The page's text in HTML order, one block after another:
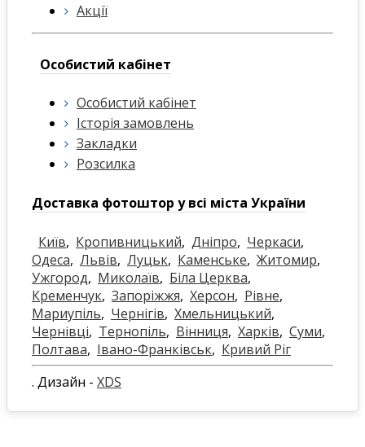
Акції
Особистий кабінет
Особистий кабінет
Історія замовлень
Закладки
Розсилка
Доставка фотоштор у всі міста України
Київ, Кропивницький, Дніпро, Черкаси,
Одеса, Львів, Луцьк, Каменське, Житомир,
Ужгород, Миколаїв, Біла Церква,
Кременчук, Запоріжжя, Херсон, Рівне,
Мариупіль, Чернігів, Хмельницький,
Чернівці, Тернопіль, Вінниця, Харків, Суми,
Полтава, Івано-Франківськ, Кривий Ріг
. Дизайн - XDS